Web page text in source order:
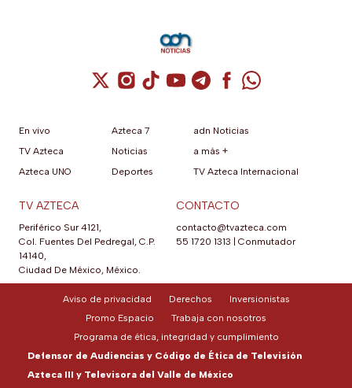
Cuenta de X / Twitter (se abre en una
Cuenta de Instagram (se abre en una
Cuenta de TikTok (se abre en
Cuenta de YouTube (se abre
Cuenta de Telegram (se
Cuenta de
Cuenta de
En vivo
TV Azteca
Azteca UNO
Azteca 7
Noticias
Deportes
adn Noticias
a más +
TV Azteca Internacional
TV AZTECA
Periférico Sur 4121,
Col. Fuentes Del Pedregal, C.P.
14140,
Ciudad De México, México.
CONTACTO
contacto@tvazteca.com
55 1720 1313
Conmutador
Aviso de privacidad Derechos
Inversionistas
Promo Espacio
Trabaja con nosotros
Programa de ética, integridad y cumplimiento
Defensor de Audiencias y Código de Ética de Televisión
Azteca III y Televisora del Valle de México